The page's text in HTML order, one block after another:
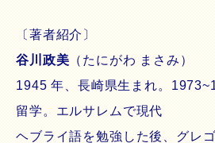
〔著者紹介〕
谷川政美（たにがわ まさみ）
1945 年、長崎県生まれ。
留学。エルサレムで現代
ヘブライ語を勉強した後、グレ